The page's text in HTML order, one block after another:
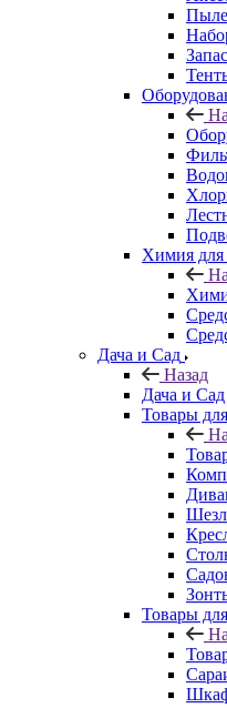
Химия для
Дача и Сад
Назад
Дача и Сад
Товары
Товары